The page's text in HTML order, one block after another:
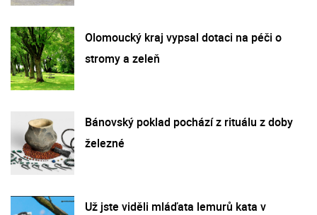
Olomoucký kraj vypsal dotaci na péči o
stromy a zeleň
Bánovský poklad pochází z rituálu z doby
železné
Už jste viděli mláďata lemurů kata v